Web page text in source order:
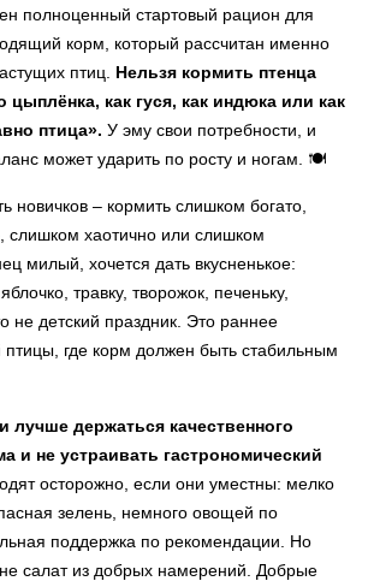
полноценный стартовый рацион для
корм, который рассчитан именно
птиц. Нельзя кормить птенца
цыплёнка, как гуся, как индюка или как
птица». У эму свои потребности, и
может ударить по росту и ногам. 🍽️
новичков – кормить слишком богато,
слишком хаотично или слишком
милый, хочется дать вкусненькое:
травку, творожок, печеньку,
не детский праздник. Это раннее
птицы, где корм должен быть стабильным
лучше держаться качественного
и не устраивать гастрономический
осторожно, если они уместны: мелко
зелень, немного овощей по
поддержка по рекомендации. Но
салат из добрых намерений. Добрые